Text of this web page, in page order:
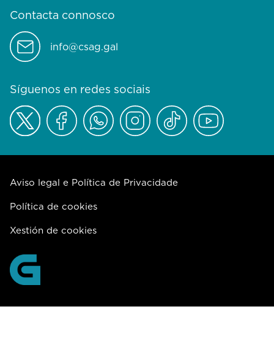
Contacta connosco
info@csag.gal
Síguenos en redes sociais
Aviso legal e Política de Privacidade
Política de cookies
Xestión de cookies